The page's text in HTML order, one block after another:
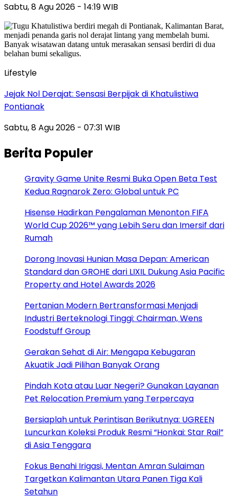
Sabtu, 8 Agu 2026 - 14:19 WIB
Lifestyle
Jejak Nol Derajat: Sensasi Berpijak di Khatulistiwa
Pontianak
Sabtu, 8 Agu 2026 - 07:31 WIB
Berita Populer
Gravity Game Unite Resmi Buka Open Beta Test
Kedua Ragnarok Zero: Global untuk PC
Hisense Hadirkan Pengalaman Menonton FIFA
World Cup 2026™ yang Lebih Seru dan Imersif dari
Rumah
Dorong Inovasi Hunian Masa Depan: American
Standard dan GROHE dari LIXIL Dukung Asia Pacific
Property and Hotel Awards 2026
Pertanian Modern Bertransformasi Menjadi
Industri Berteknologi Tinggi: Chairman, Wens
Foodstuff Group
Gerakan Sehat di Air: Mengapa Kebugaran
Akuatik Jadi Pilihan Banyak Orang
Pindah Kota atau Luar Negeri? Gunakan Layanan
Pet Relocation Premium yang Terpercaya
Bersiaplah untuk Perintisan Berikutnya: UGREEN
Luncurkan Koleksi Produk Resmi “Honkai: Star Rail”
di Asia Tenggara
Fokus Benahi Irigasi, Mentan Amran Sulaiman
Targetkan Kalimantan Utara Panen Tiga Kali
Setahun